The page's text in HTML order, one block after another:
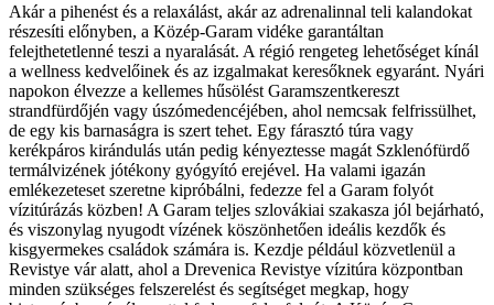
Akár a pihenést és a relaxálást, akár az adrenalinnal teli kalandokat
részesíti előnyben, a Közép-Garam vidéke garantáltan
felejthetetlenné teszi a nyaralását. A régió rengeteg lehetőséget kínál
a wellness kedvelőinek és az izgalmakat keresőknek egyaránt. Nyári
napokon élvezze a kellemes hűsölést Garamszentkereszt
strandfürdőjén vagy úszómedencéjében, ahol nemcsak felfrissülhet,
de egy kis barnaságra is szert tehet. Egy fárasztó túra vagy
kerékpáros kirándulás után pedig kényeztesse magát Szklenófürdő
termálvizének jótékony gyógyító erejével. Ha valami igazán
emlékezeteset szeretne kipróbálni, fedezze fel a Garam folyót
vízitúrázás közben! A Garam teljes szlovákiai szakasza jól bejárható,
és viszonylag nyugodt vízének köszönhetően ideális kezdők és
kisgyermekes családok számára is. Kezdje például közvetlenül a
Revistye vár alatt, ahol a Drevenica Revistye vízitúra központban
minden szükséges felszerelést és segítséget megkap, hogy